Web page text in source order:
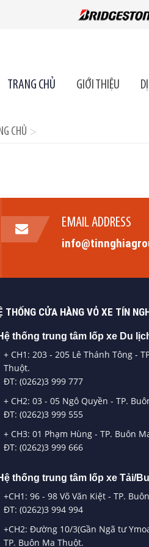
TRANG CHỦ GIỚI THIỆU
CHỦ >
EMAIL ADDRESS
THỐNG CỬA HÀNG VỎ XE TÍN
thống trung tâm lốp xe Du
+ CH1: 203 - 205 Lê Thánh Tông -
Thuột.
ĐT: (0262)3 999 777
+ CH2: 03 - 05 Ngô Quyền - TP.
ĐT: (0262)3 999 555
+ CH3: 01 Phạm Hùng - TP. Buôn
ĐT: (0262)3 999 666
thống trung tâm lốp xe Tải/
+CH1: 96 - 98 Võ Văn Kiệt - TP.
ĐT: (0262)3 994 994
+CH2: Đường 10/3(Gần Ngã tư
TP. Buôn Ma Thuột.